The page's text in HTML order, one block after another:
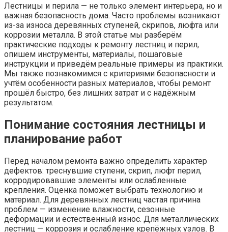
Лестницы и перила — не только элемент интерьера, но и
важная безопасность дома. Часто проблемы возникают
из-за износа деревянных ступеней, скрипов, люфта или
коррозии металла. В этой статье мы разберём
практические подходы к ремонту лестниц и перил,
опишем инструменты, материалы, пошаговые
инструкции и приведём реальные примеры из практики.
Мы также познакомимся с критериями безопасности и
учтём особенности разных материалов, чтобы ремонт
прошёл быстро, без лишних затрат и с надёжным
результатом.
Понимание состояния лестницы и
планирование работ
Перед началом ремонта важно определить характер
дефектов: треснувшие ступени, скрип, люфт перил,
корродировавшие элементы или ослабленные
крепления. Оценка поможет выбрать технологию и
материал. Для деревянных лестниц частая причина
проблем — изменение влажности, сезонные
деформации и естественный износ. Для металлических
лестниц — коррозия и ослабление крепёжных узлов. В